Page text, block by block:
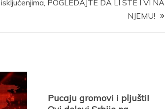
isključenjima, POGLEDAJTE DA LI STE I VI NA
NJEMU!
Pucaju gromovi i pljušti!